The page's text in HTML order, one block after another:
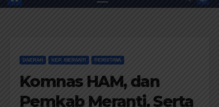
DAERAH KEP. MERANTI PERISTIWA
Komnas HAM, dan
Pemkab Meranti, Serta